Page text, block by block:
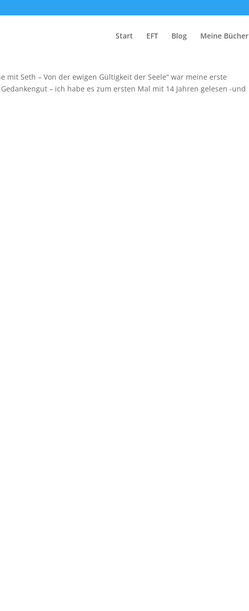
Start EFT Blog Meine Bücher
mit Seth – Von der ewigen Gültigkeit der Seele“ war meine erste
– ich habe es zum ersten Mal mit 14 Jahren gelesen -und